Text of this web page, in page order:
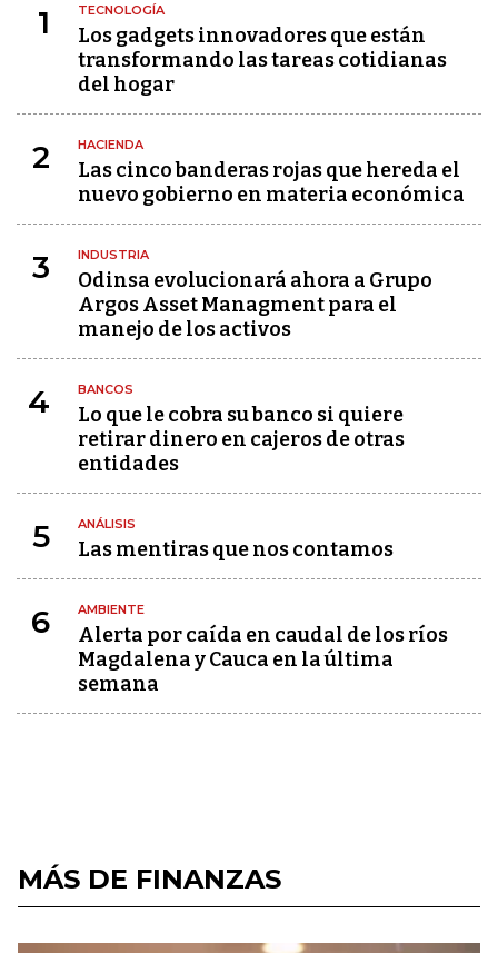
1 TECNOLOGÍA
Los gadgets innovadores que están
transformando las tareas cotidianas
del hogar
2 HACIENDA
Las cinco banderas rojas que hereda el
nuevo gobierno en materia económica
3 INDUSTRIA
Odinsa evolucionará ahora a Grupo
Argos Asset Managment para el
manejo de los activos
4 BANCOS
Lo que le cobra su banco si quiere
retirar dinero en cajeros de otras
entidades
5 ANÁLISIS
Las mentiras que nos contamos
6 AMBIENTE
Alerta por caída en caudal de los ríos
Magdalena y Cauca en la última
semana
MÁS DE FINANZAS